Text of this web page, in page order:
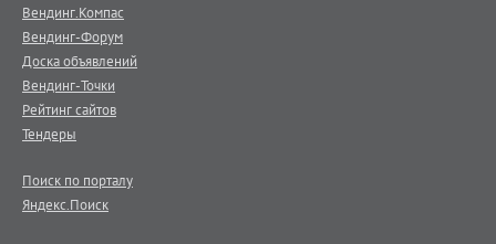
Вендинг.Компас
Вендинг-Форум
Доска объявлений
Вендинг-Точки
Рейтинг сайтов
Тендеры
Поиск по порталу
Яндекс.Поиск